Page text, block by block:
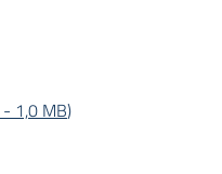
- 1,0 MB)